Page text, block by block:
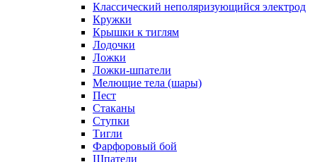
Классический неполяризующийся электрод
Кружки
Крышки к тиглям
Лодочки
Ложки
Ложки-шпатели
Мелющие тела (шары)
Пест
Стаканы
Ступки
Тигли
Фарфоровый бой
Шпатели